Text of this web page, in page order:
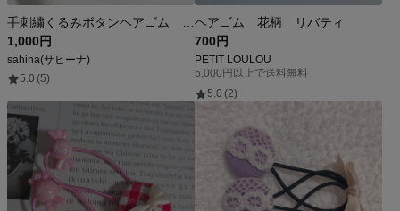
1,000円
sahina(サヒーナ)
5.0 (5)
ヘアゴム 花柄 リバティ
700円
PETIT LOULOU
5,000円以上で送料無料
5.0 (2)